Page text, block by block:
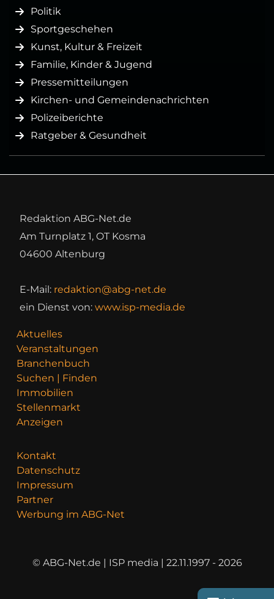
Politik
Sportgeschehen
Kunst, Kultur & Freizeit
Familie, Kinder & Jugend
Pressemitteilungen
Kirchen- und Gemeindenachrichten
Polizeiberichte
Ratgeber & Gesundheit
Redaktion ABG-Net.de
Am Turnplatz 1, OT Kosma
04600 Altenburg
E-Mail: redaktion@abg-net.de
ein Dienst von: www.isp-media.de
Aktuelles
Veranstaltungen
Branchenbuch
Suchen | Finden
Immobilien
Stellenmarkt
Anzeigen
Kontakt
Datenschutz
Impressum
Partner
Werbung im ABG-Net
© ABG-Net.de | ISP media | 22.11.1997 - 2026